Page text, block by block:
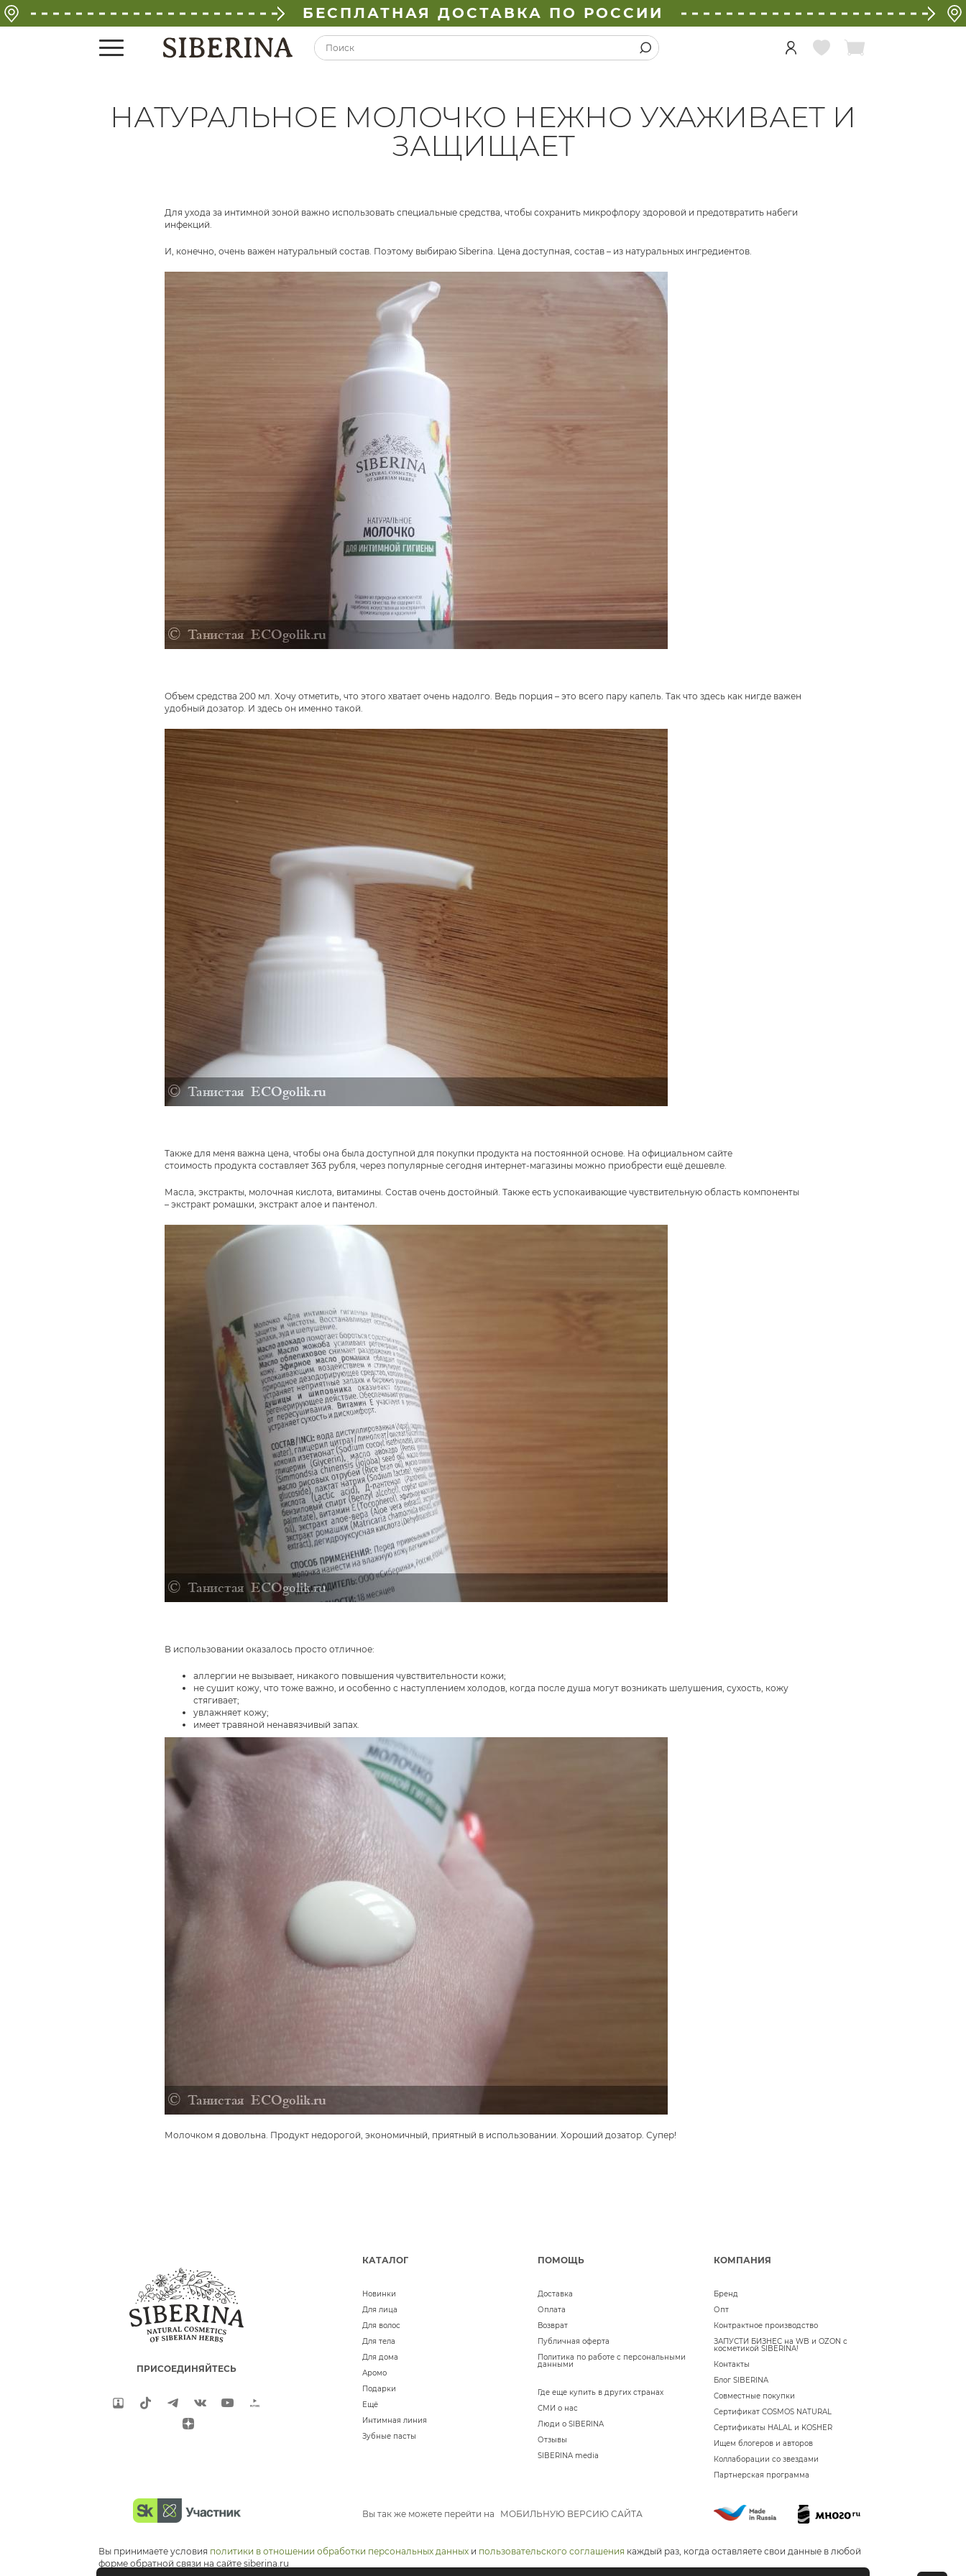
БЕСПЛАТНАЯ ДОСТАВКА ПО РОССИИ
НАТУРАЛЬНОЕ МОЛОЧКО НЕЖНО УХАЖИВАЕТ И
ЗАЩИЩАЕТ
Для ухода за интимной зоной важно использовать специальные средства, чтобы сохранить микрофлору здоровой и предотвратить набеги
инфекций.
И, конечно, очень важен натуральный состав. Поэтому выбираю Siberina. Цена доступная, состав – из натуральных ингредиентов.
Объем средства 200 мл. Хочу отметить, что этого хватает очень надолго. Ведь порция – это всего пару капель. Так что здесь как нигде важен
удобный дозатор. И здесь он именно такой.
Также для меня важна цена, чтобы она была доступной для покупки продукта на постоянной основе. На официальном сайте
стоимость продукта составляет 363 рубля, через популярные сегодня интернет-магазины можно приобрести ещё дешевле.
Масла, экстракты, молочная кислота, витамины. Состав очень достойный. Также есть успокаивающие чувствительную область компоненты
– экстракт ромашки, экстракт алое и пантенол.
В использовании оказалось просто отличное:
аллергии не вызывает, никакого повышения чувствительности кожи;
не сушит кожу, что тоже важно, и особенно с наступлением холодов, когда после душа могут возникать шелушения, сухость, кожу
стягивает;
увлажняет кожу;
имеет травяной ненавязчивый запах.
Молочком я довольна. Продукт недорогой, экономичный, приятный в использовании. Хороший дозатор. Супер!
ПРИСОЕДИНЯЙТЕСЬ
КАТАЛОГ
Новинки
Для лица
Для волос
Для тела
Для дома
Аромо
Подарки
Ещё
Интимная линия
Зубные пасты
ПОМОЩЬ
Доставка
Оплата
Возврат
Публичная оферта
Политика по работе с персональными
данными
Где еще купить в других странах
СМИ о нас
Люди о SIBERINA
Отзывы
SIBERINA media
КОМПАНИЯ
Бренд
Опт
Контрактное производство
ЗАПУСТИ БИЗНЕС на WB и OZON с
косметикой SIBERINA!
Контакты
Блог SIBERINA
Совместные покупки
Сертификат COSMOS NATURAL
Сертификаты HALAL и KOSHER
Ищем блогеров и авторов
Коллаборации со звездами
Партнерская программа
Вы так же можете перейти на МОБИЛЬНУЮ ВЕРСИЮ САЙТА
Вы принимаете условия политики в отношении обработки персональных данных и пользовательского соглашения каждый раз, когда оставляете свои данные в любой
форме обратной связи на сайте siberina.ru